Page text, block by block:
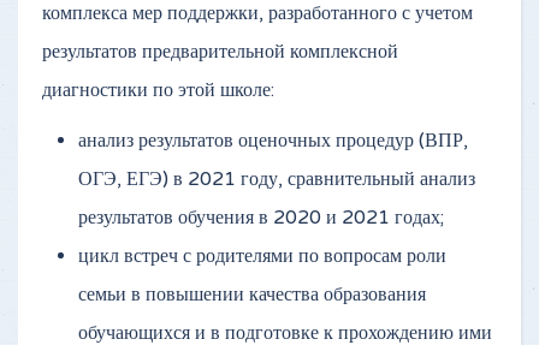
комплекса мер поддержки, разработанного с учетом
результатов предварительной комплексной
диагностики по этой школе:
анализ результатов оценочных процедур (ВПР,
ОГЭ, ЕГЭ) в 2021 году, сравнительный анализ
результатов обучения в 2020 и 2021 годах;
цикл встреч с родителями по вопросам роли
семьи в повышении качества образования
обучающихся и в подготовке к прохождению ими